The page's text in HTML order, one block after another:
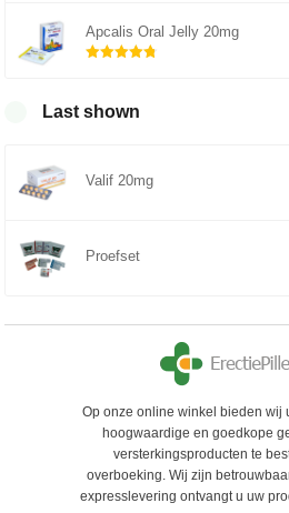
Apcalis Oral Jelly 20mg
Last shown
Valif 20mg
Proefset
Op onze online winkel bieden wij
hoogwaardige en goedkope
versterkingsproducten te
overboeking. Wij zijn
expresslevering ontvangt u uw